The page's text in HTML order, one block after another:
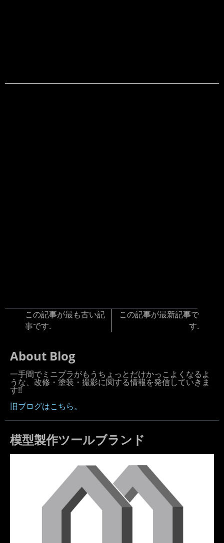
この記事が最も古い記
事です.
この記事が最新記事で
す.
About Blog
一手間でミニプラがもうちょっとだけかっこよくなるよ
うな、改修・塗装・撮影に関する情報を発信していきま
す!!
旧ブログはこちら。
模型製作ツールブランド